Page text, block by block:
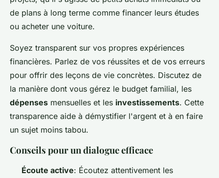
de plans à long terme comme financer leurs études
ou acheter une voiture.
Soyez transparent sur vos propres expériences
financières. Parlez de vos réussites et de vos erreurs
pour offrir des leçons de vie concrètes. Discutez de
la manière dont vous gérez le budget familial, les
dépenses mensuelles et les investissements. Cette
transparence aide à démystifier l'argent et à en faire
un sujet moins tabou.
Conseils pour un dialogue efficace
Écoute active: Écoutez attentivement les